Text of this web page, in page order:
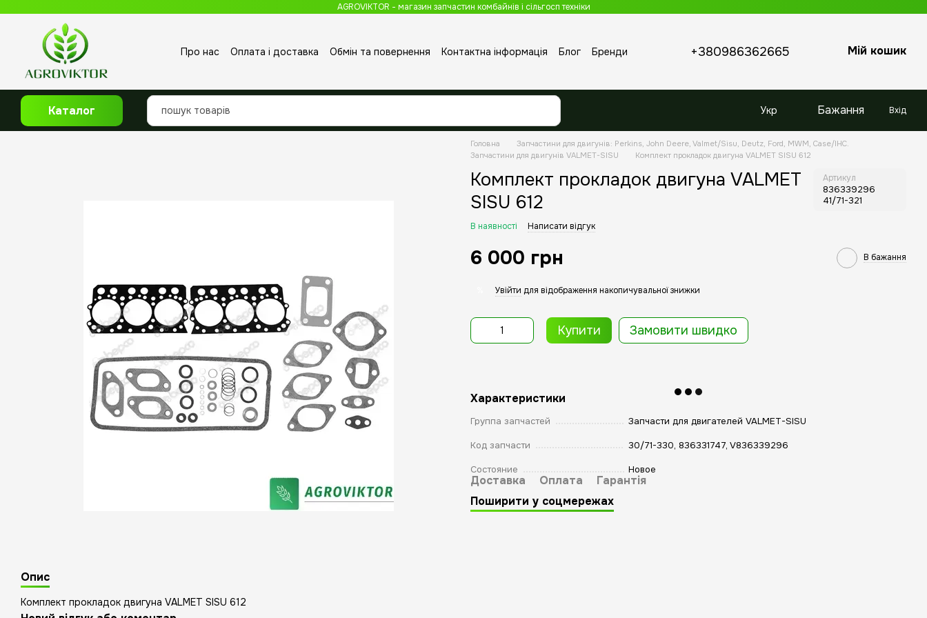
AGROVIKTOR - магазин запчастин комбайнів і сільгосп техніки
Про нас Оплата і доставка Обмін та повернення Контактна інформація Блог
Бренди
+380986362665 Мій кошик
Каталог Укр Бажання Вхід
Опис
Комплект прокладок двигуна VALMET SISU 612
Головна
Запчастини для двигунів: Perkins, John Deere, Valmet/Sisu, Deutz, Ford, MWM, Case/IHC.
Запчастини для двигунів VALMET-SISU
Комплект прокладок двигуна VALMET SISU 612
Комплект прокладок двигуна VALMET
SISU 612
Артикул
836339296
41/71-321
В наявності Написати відгук
6 000 грн В бажання
Увійти для відображення накопичувальної знижки
Купити Замовити швидко
Характеристики
Группа запчастей Запчасти для двигателей VALMET-SISU
Код запчасти 30/71-330, 836331747, V836339296
Состояние Новое
Доставка Оплата
Гарантія
Поширити у соцмережах